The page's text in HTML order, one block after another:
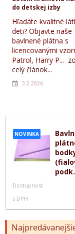
NOVINKA
Dostupnosť
s DPH
do detskej izby
Hľadáte kvalitné
deti? Objavte naše
bavlnené plátna s
licencovanými
Patrol, Harry P...
celý článok...
3.2.2026